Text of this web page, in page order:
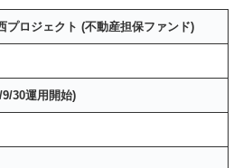
プロジェクト (不動産担保ファンド)
30運用開始)